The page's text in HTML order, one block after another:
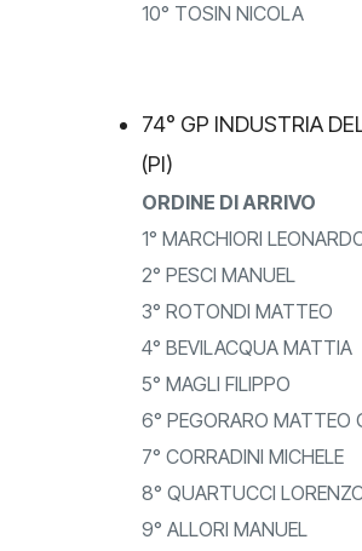
10° TOSIN NICOLA
74° GP INDUSTRIA
(PI)
ORDINE DI ARRIVO
1° MARCHIORI
2° PESCI MANUEL
3° ROTONDI MATTEO
4° BEVILACQUA MATTIA
5° MAGLI FILIPPO
6° PEGORARO MATTEO
7° CORRADINI MICHELE
8° QUARTUCCI
9° ALLORI MANUEL